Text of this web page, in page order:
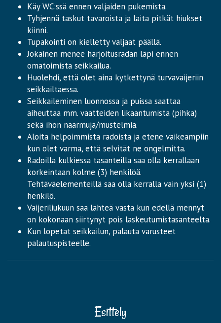
Käy WC:ssä ennen valjaiden pukemista.
Tyhjennä taskut tavaroista ja laita pitkät hiukset
kiinni.
Tupakointi on kielletty valjaat päällä.
Jokainen menee harjoitusradan läpi ennen
omatoimista seikkailua.
Huolehdi, että olet aina kytkettynä turvavaijeriin
seikkailtaessa.
Seikkaileminen luonnossa ja puissa saattaa
aiheuttaa mm. vaatteiden likaantumista (pihka)
sekä ihon naarmuja/mustelmia.
Aloita helpoimmista radoista ja etene vaikeampiin
kun olet varma, että selvität ne ongelmitta.
Radoilla kulkiessa tasanteilla saa olla kerrallaan
korkeintaan kolme (3) henkilöä.
Tehtäväelementeillä saa olla kerralla vain yksi (1)
henkilö.
Vaijeriliukuun saa lähteä vasta kun edellä mennyt
on kokonaan siirtynyt pois laskeutumistasanteelta.
Kun lopetat seikkailun, palauta varusteet
palautuspisteelle.
Esittely